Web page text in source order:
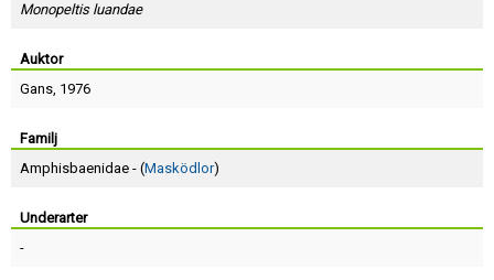
Monopeltis luandae
Auktor
Gans, 1976
Familj
Amphisbaenidae - (Masködlor)
Underarter
-
Lösenord:
Terms of Service
Skapa konto